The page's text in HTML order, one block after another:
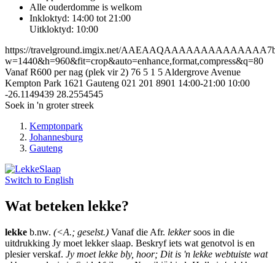
Alle ouderdomme is welkom
Inkloktyd: 14:00 tot 21:00
Uitkloktyd: 10:00
https://travelground.imgix.net/
w=1440&h=960&fit=crop&auto=enhance,format,compress&q=80
Vanaf R600 per nag (plek vir 2) 76 5 1 5 Aldergrove Avenue
Kempton Park 1621 Gauteng 021 201 8901 14:00-21:00 10:00
-26.1149439 28.2554545
Soek in 'n groter streek
Kemptonpark
Johannesburg
Gauteng
Switch to English
Wat beteken lekke?
lekke b.nw. (<A.; geselst.) Vanaf die Afr. lekkersoos in die
uitdrukking Jy moet lekker slaap. Beskryf iets wat genotvol is en
plesier verskaf. Jy moet lekke bly, hoor; Dit is 'n lekke webtuiste wat